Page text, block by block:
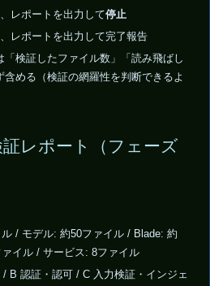
レポートを出力して停止
レポートを出力して完了報告
検証したファイル数」「読み飛ばし
める（検証の網羅性を判断できるよ
証レポート（フェーズ
/ モデル: 約50ファイル / Blade: 約
イル / サービス: 8ファイル
B 認証・認可 / C 入力検証・インジェ